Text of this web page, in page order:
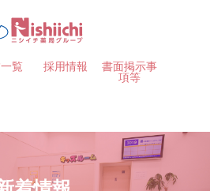
覧 採用情報
書面掲示事
項等